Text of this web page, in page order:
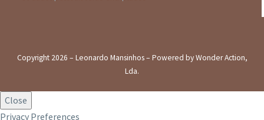
Copyright 2026 – Leonardo Mansinhos – Powered by Wonder Action,
Lda.
Close
Privacy Preferences